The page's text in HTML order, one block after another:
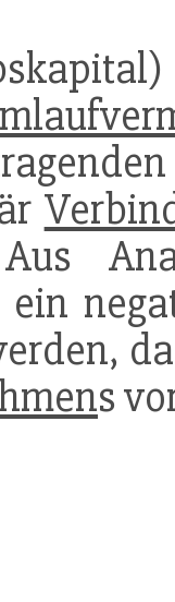
Aus
ein
s